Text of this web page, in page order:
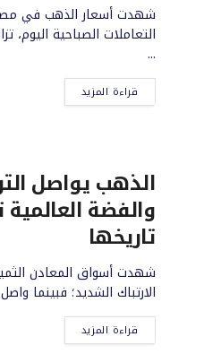
شهدت أسعار الذهب في مصر
التعاملات الصباحية
...
قراءة المزيد
والفضة
تاريخها
الارتباك الشديد؛ فبينما
قراءة المزيد